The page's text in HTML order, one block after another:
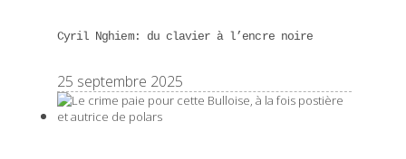
Cyril Nghiem: du clavier à l’encre noire
25 septembre 2025